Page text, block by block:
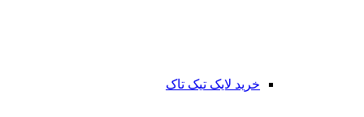
خرید لایک تیک تاک